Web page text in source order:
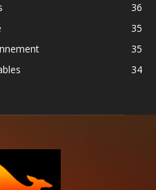
36
35
35
34